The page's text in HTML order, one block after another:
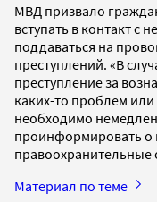
МВД призвало
вступать в контакт с
поддаваться на
преступлений. «В
преступление за
каких-то проблем
необходимо
проинформировать
правоохранительные
Материал по теме